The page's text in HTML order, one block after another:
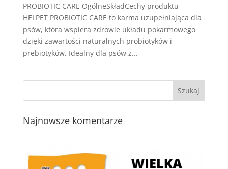
PROBIOTIC CARE OgólneSkładCechy produktu
HELPET PROBIOTIC CARE to karma uzupełniająca dla
psów, która wspiera zdrowie układu pokarmowego
dzięki zawartości naturalnych probiotyków i
prebiotyków. Idealny dla psów z...
Najnowsze komentarze